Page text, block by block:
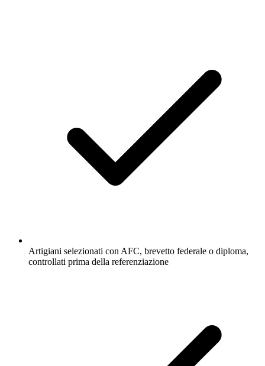
Artigiani selezionati con AFC, brevetto federale o diploma,
controllati prima della referenziazione